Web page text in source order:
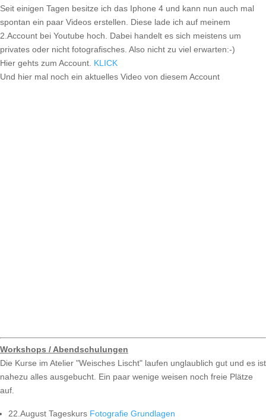
Seit einigen Tagen besitze ich das Iphone 4 und kann nun auch mal
spontan ein paar Videos erstellen. Diese lade ich auf meinem
2.Account bei Youtube hoch. Dabei handelt es sich meistens um
privates oder nicht fotografisches. Also nicht zu viel erwarten:-)
Hier gehts zum Account. KLICK
Und hier mal noch ein aktuelles Video von diesem Account
Workshops / Abendschulungen
Die Kurse im Atelier "Weisches Lischt" laufen unglaublich gut und es ist
nahezu alles ausgebucht. Ein paar wenige weisen noch freie Plätze
auf.
22.August Tageskurs Fotografie Grundlagen